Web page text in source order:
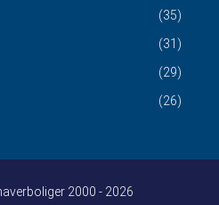
(35)
(31)
(29)
(26)
2000 - 2026